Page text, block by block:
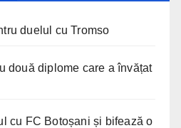
duelul cu Tromso
două diplome care a învățat
cu FC Botoșani și bifează o